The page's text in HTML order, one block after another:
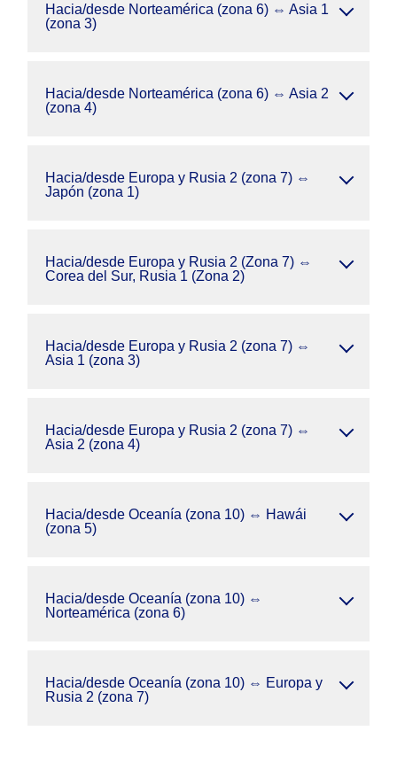
Hacia/desde Norteamérica (zona 6) ⇔ Asia 1
(zona 3)
Hacia/desde Norteamérica (zona 6) ⇔ Asia 2
(zona 4)
Hacia/desde Europa y Rusia 2 (zona 7) ⇔
Japón (zona 1)
Hacia/desde Europa y Rusia 2 (Zona 7) ⇔
Corea del Sur, Rusia 1 (Zona 2)
Hacia/desde Europa y Rusia 2 (zona 7) ⇔
Asia 1 (zona 3)
Hacia/desde Europa y Rusia 2 (zona 7) ⇔
Asia 2 (zona 4)
Hacia/desde Oceanía (zona 10) ⇔ Hawái
(zona 5)
Hacia/desde Oceanía (zona 10) ⇔
Norteamérica (zona 6)
Hacia/desde Oceanía (zona 10) ⇔ Europa y
Rusia 2 (zona 7)